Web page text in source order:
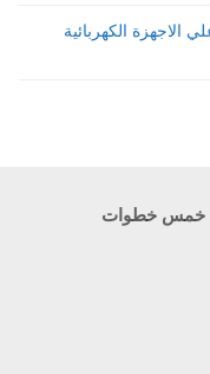
في عيد الأم علي الاجهزة الكهربائية